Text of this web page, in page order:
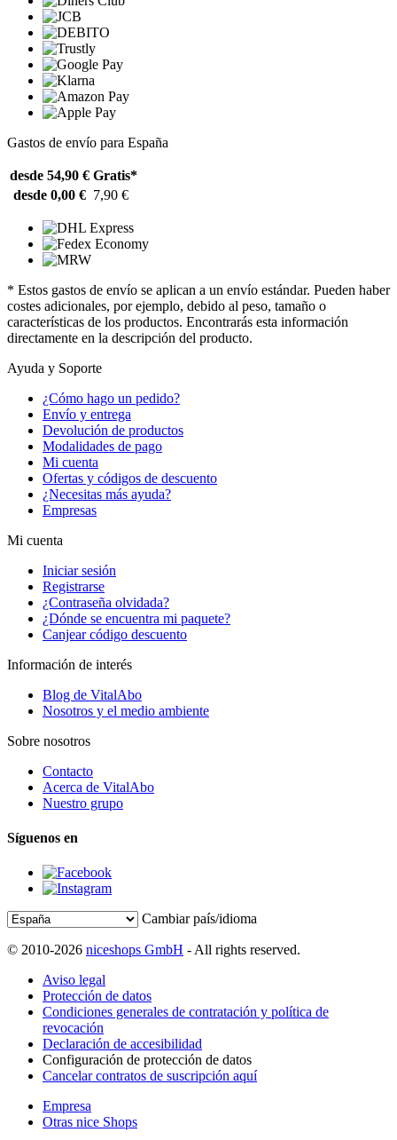
Gastos de envío para España
desde 54,90 € Gratis*
desde 0,00 € 7,90 €
* Estos gastos de envío se aplican a un envío estándar. Pueden haber
costes adicionales, por ejemplo, debido al peso, tamaño o
características de los productos. Encontrarás esta información
directamente en la descripción del producto.
Ayuda y Soporte
¿Cómo hago un pedido?
Envío y entrega
Devolución de productos
Modalidades de pago
Mi cuenta
Ofertas y códigos de descuento
¿Necesitas más ayuda?
Empresas
Mi cuenta
Iniciar sesión
Registrarse
¿Contraseña olvidada?
¿Dónde se encuentra mi paquete?
Canjear código descuento
Información de interés
Blog de VitalAbo
Nosotros y el medio ambiente
Sobre nosotros
Contacto
Acerca de VitalAbo
Nuestro grupo
Síguenos en
Cambiar país/idioma
© 2010-2026 niceshops GmbH - All rights reserved.
Aviso legal
Protección de datos
Condiciones generales de contratación y política de
revocación
Declaración de accesibilidad
Configuración de protección de datos
Cancelar contratos de suscripción aquí
Empresa
Otras nice Shops